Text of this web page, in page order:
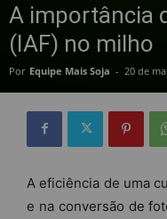
A importância
(IAF) no milho
Por Equipe Mais Soja - 20 de
A eficiência de uma
e na conversão de